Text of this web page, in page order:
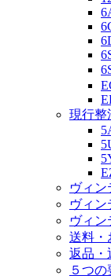
現行整
ヴィン
ヴィン
ヴィン
送料・
返品・
５つ